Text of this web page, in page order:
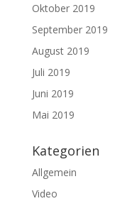
Oktober 2019
September 2019
August 2019
Juli 2019
Juni 2019
Mai 2019
Kategorien
Allgemein
Video